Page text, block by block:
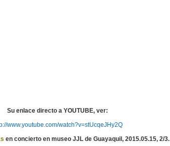
Su enlace directo a YOUTUBE, ver:
www.youtube.com/watch?v=stUcqeJHy2Q
en concierto en museo JJL de Guayaquil, 2015.05.15, 2/3.